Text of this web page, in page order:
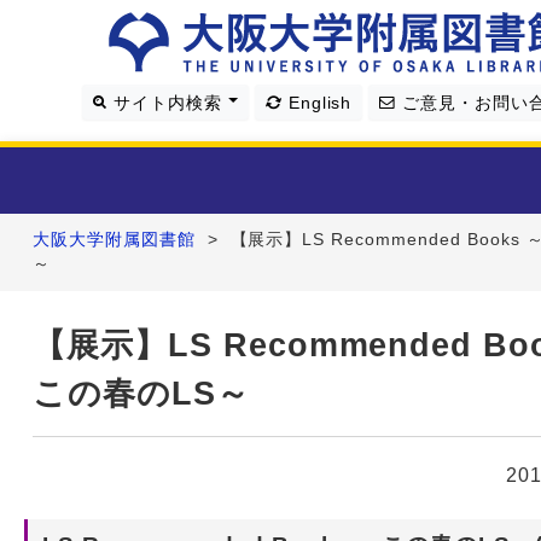
サイト内検索 English ご意見・お問い
利用案内
学習・研究支援
大阪大学附属図書館 >
【展示】LS Recommended Books
～
【展示】LS Recommended
この春のLS～